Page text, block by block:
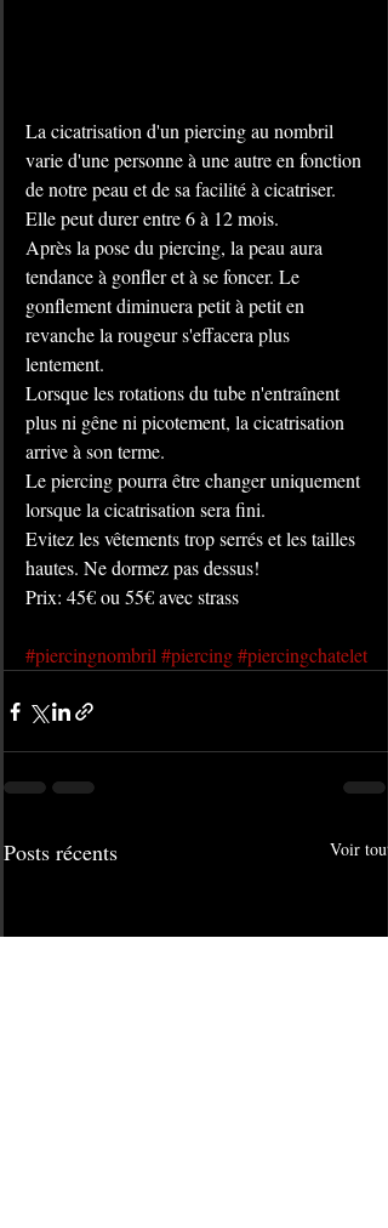
La cicatrisation d'un piercing au nombril
varie d'une personne à une autre en fonction
de notre peau et de sa facilité à cicatriser.
Elle peut durer entre 6 à 12 mois.
Après la pose du piercing, la peau aura
tendance à gonfler et à se foncer. Le
gonflement diminuera petit à petit en
revanche la rougeur s'effacera plus
lentement.
Lorsque les rotations du tube n'entraînent
plus ni gêne ni picotement, la cicatrisation
arrive à son terme.
Le piercing pourra être changer uniquement
lorsque la cicatrisation sera fini.
Evitez les vêtements trop serrés et les tailles
hautes. Ne dormez pas dessus!
Prix: 45€ ou 55€ avec strass
#piercingnombril #piercing#piercingchatelet
Posts récents Voir tout